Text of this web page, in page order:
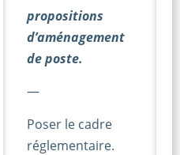
propositions
d’aménagement
de poste.
—
Poser le cadre
réglementaire.